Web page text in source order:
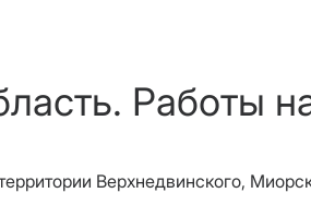
Работы
Верхнедвинского,